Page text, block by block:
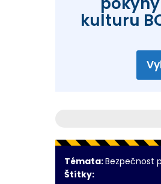
kulturu
Témata:Bezpečnost
Štítky: